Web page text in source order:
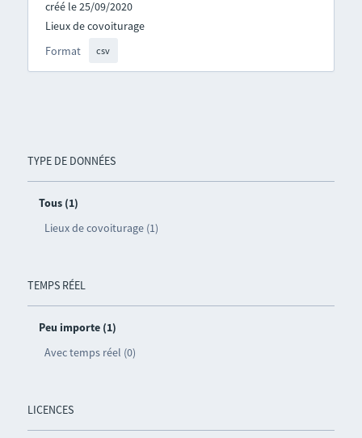
TYPE DE DONNÉES
Tous (1)
Lieux de covoiturage (1)
TEMPS RÉEL
Peu importe (1)
Avec temps réel (0)
LICENCES
créé le 25/09/2020
Format csv
Lieux de covoiturage